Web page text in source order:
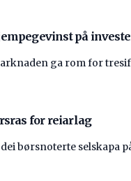
på
ga rom for
for reiarlag
børsnoterte selskapa